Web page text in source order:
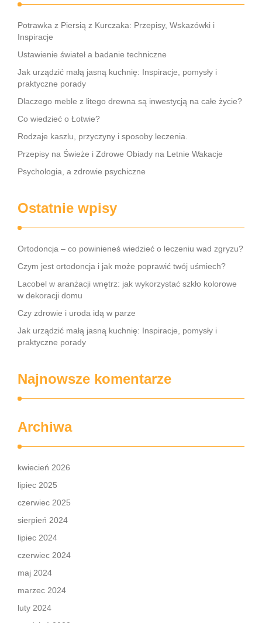
Potrawka z Piersią z Kurczaka: Przepisy, Wskazówki i
Inspiracje
Ustawienie świateł a badanie techniczne
Jak urządzić małą jasną kuchnię: Inspiracje, pomysły i
praktyczne porady
Dlaczego meble z litego drewna są inwestycją na całe życie?
Co wiedzieć o Łotwie?
Rodzaje kaszlu, przyczyny i sposoby leczenia.
Przepisy na Świeże i Zdrowe Obiady na Letnie Wakacje
Psychologia, a zdrowie psychiczne
Ostatnie wpisy
Ortodoncja – co powinieneś wiedzieć o leczeniu wad zgryzu?
Czym jest ortodoncja i jak może poprawić twój uśmiech?
Lacobel w aranżacji wnętrz: jak wykorzystać szkło kolorowe
w dekoracji domu
Czy zdrowie i uroda idą w parze
Jak urządzić małą jasną kuchnię: Inspiracje, pomysły i
praktyczne porady
Najnowsze komentarze
Archiwa
kwiecień 2026
lipiec 2025
czerwiec 2025
sierpień 2024
lipiec 2024
czerwiec 2024
maj 2024
marzec 2024
luty 2024